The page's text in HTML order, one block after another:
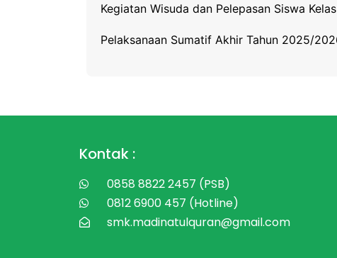
Kegiatan Wisuda dan Pelepasan Siswa
Pelaksanaan Sumatif Akhir Tahun 2025/
Kontak :
0858 8822 2457 (PSB)
0812 6900 457 (Hotline)
smk.madinatulquran@gmail.com